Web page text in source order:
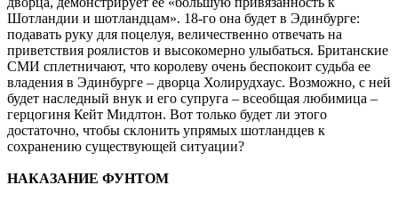
Шотландии и шотландцам». 18-го она будет в Эдинбурге:
подавать руку для поцелуя, величественно отвечать на
приветствия роялистов и высокомерно улыбаться. Британские
СМИ сплетничают, что королеву очень беспокоит судьба ее
владения в Эдинбурге – дворца Холирудхаус. Возможно, с ней
будет наследный внук и его супруга – всеобщая любимица –
герцогиня Кейт Мидлтон. Вот только будет ли этого
достаточно, чтобы склонить упрямых шотландцев к
сохранению существующей ситуации?
НАКАЗАНИЕ ФУНТОМ